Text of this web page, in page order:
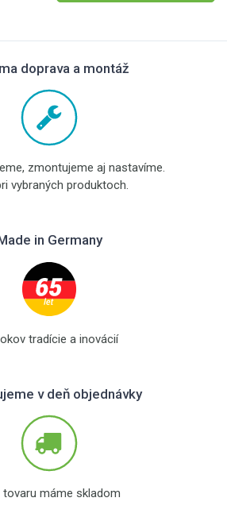
doprava a montáž
zmontujeme aj nastavíme.
vybraných produktoch.
in Germany
tradície a inovácií
v deň objednávky
tovaru máme skladom